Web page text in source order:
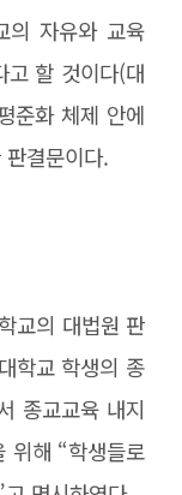
의 자유와 교육
고 할 것이다(대
준화 체제 안에
결문이다.
교의 대법원 판
학교 학생의 종
종교교육 내지
위해 “학생들로